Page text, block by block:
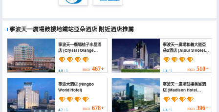
寧波天一廣場鼓樓地鐵站亞朵酒店 附近酒店推薦
寧波天一廣場桔子水晶酒
店 (Crystal Orange
Ningbo Tianyi Square)
4.9 / 5 HKD 467+
寧波天一廣場和義大道亞
朵S酒店 (Atour S Hotel
Ningbo Tianyi Square
Heyi Avenue)
4.8/ 5 HKD 510+
寧波大酒店 (Ningbo
World Hotel)
4.7 / 5 HKD 678+
寧波天一廣場鼓樓美崙酒
店 (Madison Hotel
Ningbo Tianyi Square
Xinyuan)
4.8/ 5 HKD 396+